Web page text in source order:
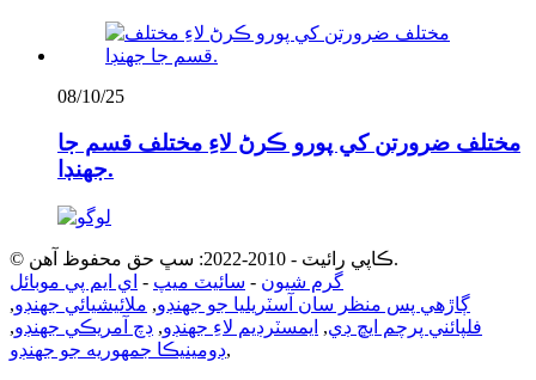
08/10/25
مختلف ضرورتن کي پورو ڪرڻ لاءِ مختلف قسم جا
جهنڊا.
© ڪاپي رائيٽ - 2010-2022: سڀ حق محفوظ آهن.
گرم شيون - سائيٽ ميپ - اي ايم پي موبائل
ڳاڙهي پس منظر سان آسٽريليا جو جهنڊو, ملائيشيائي جهنڊو,
فلپائني پرچم ايڇ ڊي, ايمسٽرڊيم لاءِ جهنڊو, ڊچ آمريڪي جهنڊو,
ڊومينيڪا جمهوريه جو جهنڊو,